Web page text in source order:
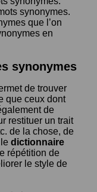
synonymes.
que l’on
en
synonymes
de trouver
que ceux dont
de
restituer un trait
de la chose, de
dictionnaire
répétition de
le style de